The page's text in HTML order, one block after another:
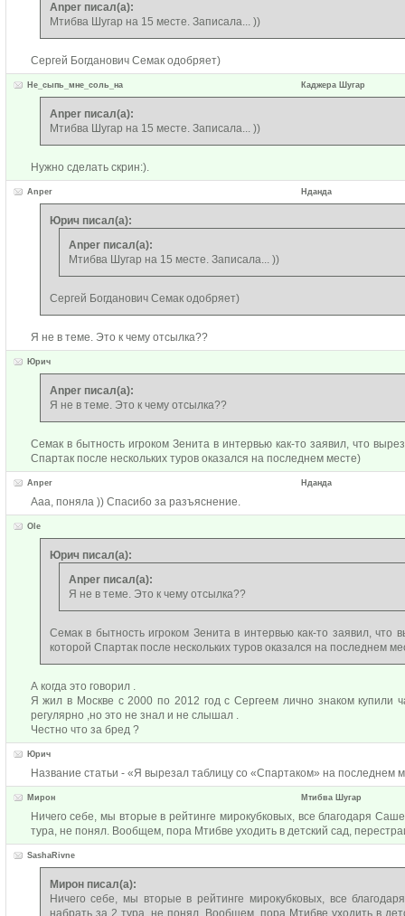
Anper писал(а):
Мтибва Шугар на 15 месте. Записала... ))
Сергей Богданович Семак одобряет)
Не_сыпь_мне_соль_на Каджера Шугар
Anper писал(а):
Мтибва Шугар на 15 месте. Записала... ))
Нужно сделать скрин:).
Anper Нданда
Юрич писал(а):
Anper писал(а):
Мтибва Шугар на 15 месте. Записала... ))
Сергей Богданович Семак одобряет)
Я не в теме. Это к чему отсылка??
Юрич
Anper писал(а):
Я не в теме. Это к чему отсылка??
Семак в бытность игроком Зенита в интервью как-то заявил, что
Спартак после нескольких туров оказался на последнем месте)
Anper Нданда
Ааа, поняла )) Спасибо за разъяснение.
Ole
Юрич писал(а):
Anper писал(а):
Я не в теме. Это к чему отсылка??
Семак в бытность игроком Зенита в интервью как-то заявил, что
которой Спартак после нескольких туров оказался на последнем
А когда это говорил .
Я жил в Москве с 2000 по 2012 год с Сергеем лично знаком
регулярно ,но это не знал и не слышал .
Честно что за бред ?
Юрич
Название статьи - «Я вырезал таблицу со «Спартаком» на последнем
Мирон Мтибва Шугар
Ничего себе, мы вторые в рейтинге мирокубковых, все благодаря
тура, не понял. Вообщем, пора Мтибве уходить в детский сад,
SashaRivne
Мирон писал(а):
Ничего себе, мы вторые в рейтинге мирокубковых, все
набрать за 2 тура, не понял. Вообщем, пора Мтибве уходить в